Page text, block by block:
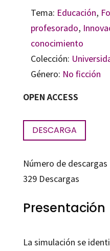
Tema: Educación,
profesorado,
conocimiento
Colección:
Género: No ficción
OPEN ACCESS
DESCARGA
Número de descargas
329Descargas
Presentación
La simulación se